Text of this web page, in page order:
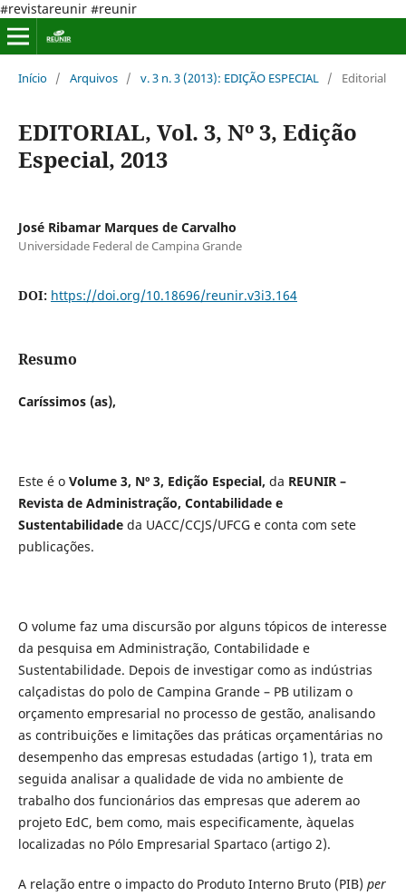
#revistareunir #reunir
Início / Arquivos / v. 3 n. 3 (2013): EDIÇÃO ESPECIAL / Editorial
EDITORIAL, Vol. 3, Nº 3, Edição
Especial, 2013
José Ribamar Marques de Carvalho
Universidade Federal de Campina Grande
DOI: https://doi.org/10.18696/reunir.v3i3.164
Resumo
Caríssimos (as),
Este é o Volume 3, Nº 3, Edição Especial, da REUNIR –
Revista de Administração, Contabilidade e
Sustentabilidadeda UACC/CCJS/UFCG e conta com sete
publicações.
O volume faz uma discursão por alguns tópicos de interesse
da pesquisa em Administração, Contabilidade e
Sustentabilidade. Depois de investigar como as indústrias
calçadistas do polo de Campina Grande – PB utilizam o
orçamento empresarial no processo de gestão, analisando
as contribuições e limitações das práticas orçamentárias no
desempenho das empresas estudadas (artigo 1), trata em
seguida analisar a qualidade de vida no ambiente de
trabalho dos funcionários das empresas que aderem ao
projeto EdC, bem como, mais especificamente, àquelas
localizadas no Pólo Empresarial Spartaco (artigo 2).
A relação entre o impacto do Produto Interno Bruto (PIB) per